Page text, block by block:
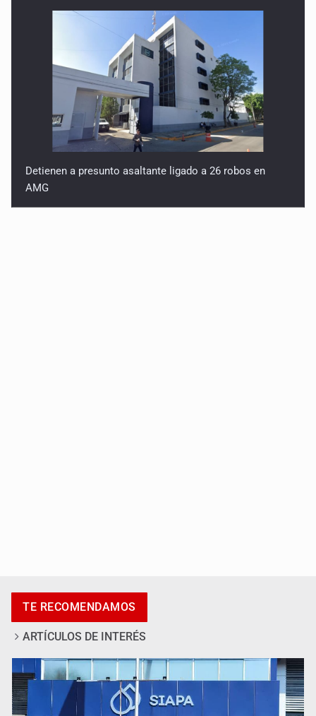
Detienen a presunto asaltante ligado a 26 robos en
AMG
TE RECOMENDAMOS
ARTÍCULOS DE INTERÉS